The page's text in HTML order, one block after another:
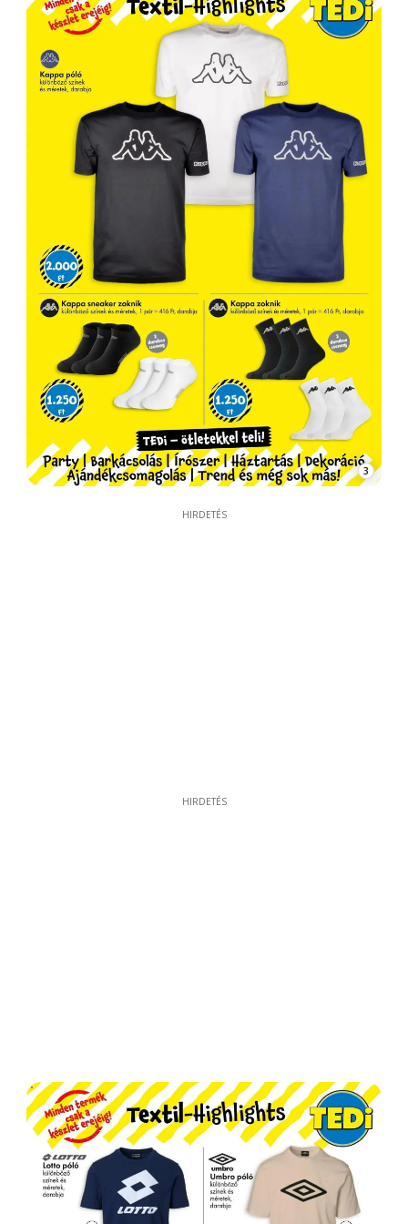
3
HIRDETÉS
HIRDETÉS